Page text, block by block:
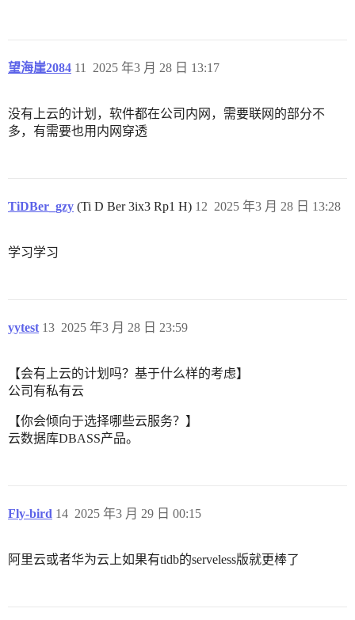
望海崖2084 2025 年3 月 28 日 13:17
11
没有上云的计划，软件都在公司内网，需要联网的部分不
多，有需要也用内网穿透
TiDBer_gzy (Ti D Ber 3ix3 Rp1 H) 2025 年3 月 28 日 13:28
12
学习学习
yytest 2025 年3 月 28 日 23:59
13
【会有上云的计划吗？基于什么样的考虑】
公司有私有云
【你会倾向于选择哪些云服务？】
云数据库DBASS产品。
Fly-bird 2025 年3 月 29 日 00:15
14
阿里云或者华为云上如果有tidb的serveless版就更棒了